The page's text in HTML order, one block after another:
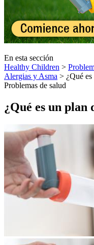
En esta sección
Healthy Children >
Alergias y Asma > ¿Qué
Problemas de salud
¿Qué es un plan